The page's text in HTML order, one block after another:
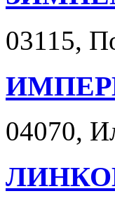
03115,
04070,